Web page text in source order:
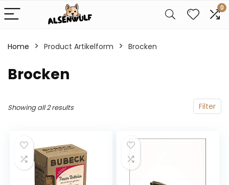
0
Home Product Artikelform ‎Brocken
‎Brocken
Filter
Showing all 2 results